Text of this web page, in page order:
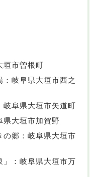
市曽根町
岐阜県大垣市西之
阜県大垣市矢道町
大垣市加賀野
郷：岐阜県大垣市
：岐阜県大垣市万